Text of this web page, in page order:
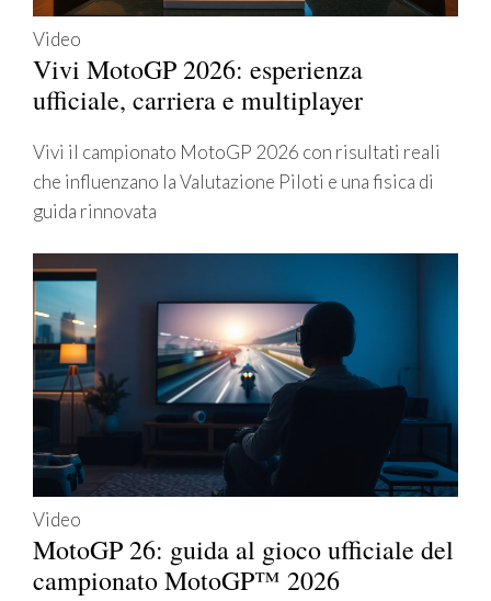
Video
Vivi MotoGP 2026: esperienza
ufficiale, carriera e multiplayer
Vivi il campionato MotoGP 2026 con risultati reali
che influenzano la Valutazione Piloti e una fisica di
guida rinnovata
Video
MotoGP 26: guida al gioco ufficiale del
campionato MotoGP™ 2026